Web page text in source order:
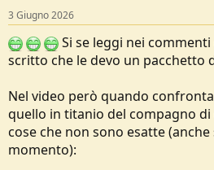
Nel post originale (che ho appena
dimensioni analoghe ho utilizzato senza
gruccia, ma è evidente da questa brutta
spessore siamo "border line" (le grucce
l'altra...), quindi ci tenevo ora a
utilizzare le grucce solo per le
400-420ml di capienza (come le
del Deca o quelle in titanio da 400-
s
:
3 Giugno 2026
Si se leggi nei
scritto che le devo un pacchetto
Nel video però quando
quello in titanio del compagno
cose che non sono esatte
momento):